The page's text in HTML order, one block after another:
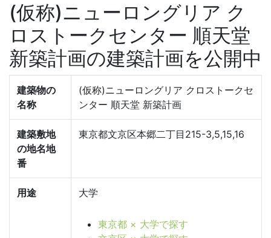
(仮称)ニューロングリア ク
ロストークセンター 順天堂
新築計画の建築計画を公開中
建築物の
名称
(仮称)ニューロングリア クロストークセ
ンター 順天堂 新築計画
建築敷地
の地名地
番
東京都文京区本郷二丁目215-3,5,15,16
用途 大学
東京都 × 大学で探す